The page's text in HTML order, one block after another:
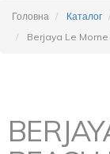
Головна Каталог
Berjaya Le